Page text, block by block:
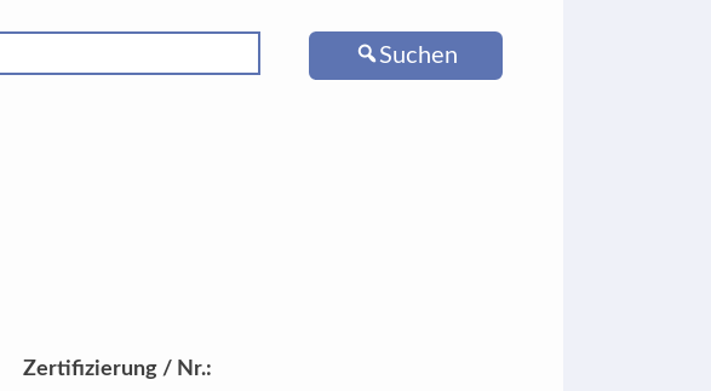
Suchen
Zertifizierung / Nr.: